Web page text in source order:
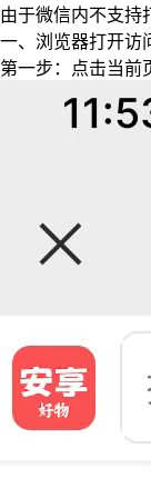
由于微信内不支持
一、浏览器打开访
第一步：点击当前